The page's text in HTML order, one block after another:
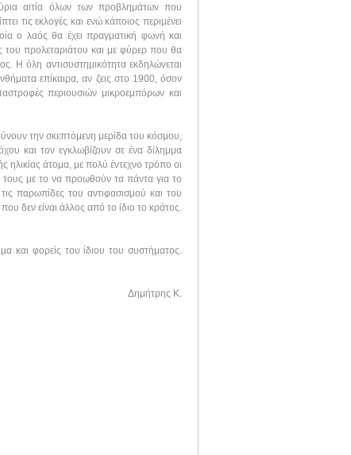
αιτία όλων των προβλημάτων που
τις εκλογές και ενώ κάποιος περιμένει
ο λαός θα έχει πραγματική φωνή και
του προλεταριάτου και με φύρερ που θα
Η όλη αντισυστημικότητα εκδηλώνεται
επίκαιρα, αν ζεις στο 1900, όσον
περιουσιών μικροεμπόρων και
την σκεπτόμενη μερίδα του κόσμου,
και τον εγκλωβίζουν σε ένα δίλημμα
ηλικίας άτομα, με πολύ έντεχνο τρόπο οι
με το να προωθούν τα πάντα για το
παρωπίδες του αντιφασισμού και του
δεν είναι άλλος από το ίδιο το κράτος.
και φορείς του ίδιου του συστήματος.
Δημήτρης Κ.